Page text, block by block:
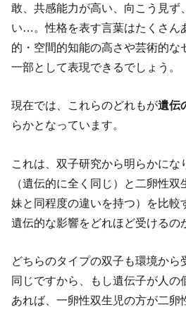
敢、共感能力が高い、向こう見ず
い…。性格を表す言葉はたくさん
的・空間的知能の高さや芸術的な
一部として表現できるでしょう。
現在では、これらのどれもが遺伝
らかとなっています。
これは、双子研究から明らかにな
（遺伝的に全く同じ）と二卵性
妹と同程度の違いを持つ）を比較
遺伝的な影響をどれほど受けるの
どちらのタイプの双子も環境から
同じですから、もし遺伝子が人の
あれば、一卵性双生児の方が二卵